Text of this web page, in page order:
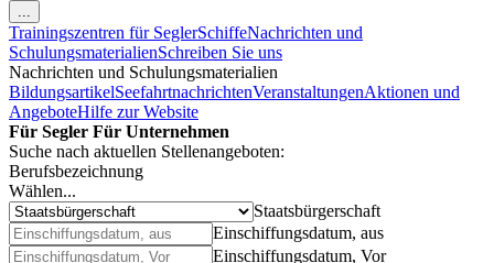
...
Trainingszentren für SeglerSchiffeNachrichten und
SchulungsmaterialienSchreiben Sie uns
Nachrichten und Schulungsmaterialien
BildungsartikelSeefahrtnachrichtenVeranstaltungenAktionen und
AngeboteHilfe zur Website
Für Segler Für Unternehmen
Suche nach aktuellen Stellenangeboten:
Berufsbezeichnung
Wählen...
Staatsbürgerschaft
Einschiffungsdatum, aus
Einschiffungsdatum, Vor